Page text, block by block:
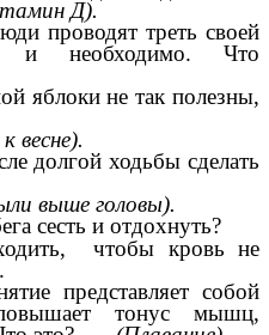
Д).
проводят треть своей
и необходимо. Что
яблоки не так полезны,
весне).
ходьбы сделать
выше головы).
и отдохнуть?
чтобы кровь не
собой
тонус мышц,